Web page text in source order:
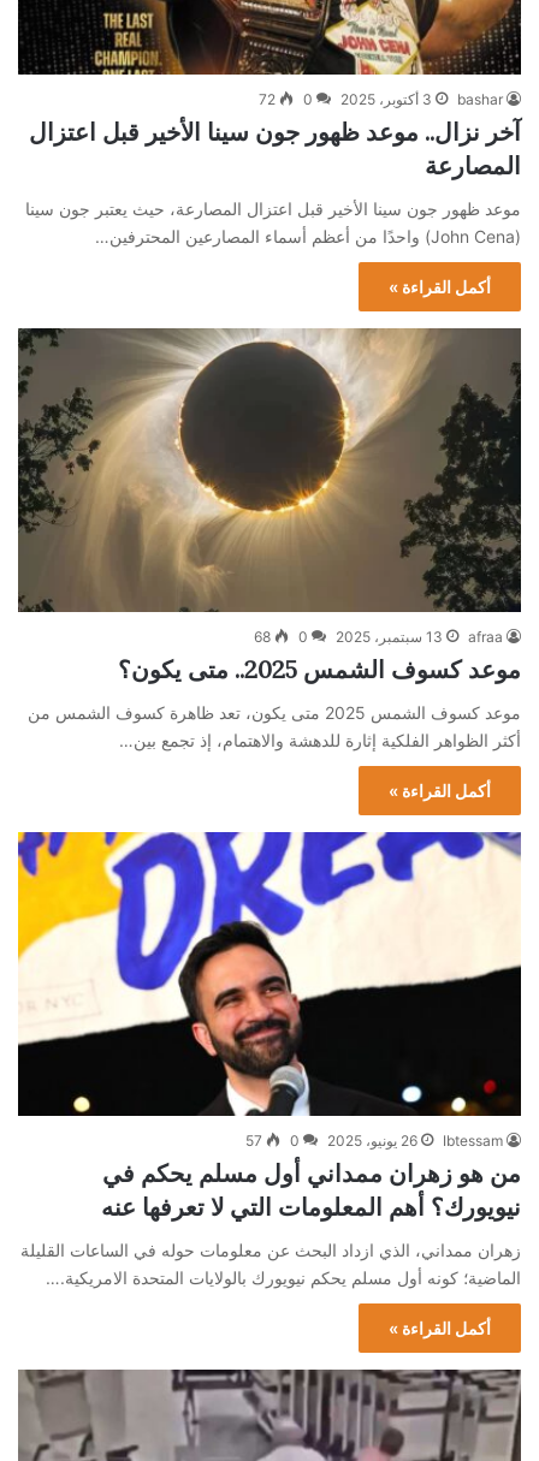
bashar 3 أكتوبر، 2025 0
72
آخر نزال.. موعد ظهور جون سينا الأخير قبل اعتزال
المصارعة
موعد ظهور جون سينا الأخير قبل اعتزال المصارعة، حيث يعتبر جون سينا
(John Cena) واحدًا من أعظم أسماء المصارعين المحترفين…
أكمل القراءة »
afraa 13 سبتمبر، 2025 0
68
موعد كسوف الشمس 2025.. متى يكون؟
موعد كسوف الشمس 2025 متى يكون، تعد ظاهرة كسوف الشمس من
أكثر الظواهر الفلكية إثارة للدهشة والاهتمام، إذ تجمع بين…
أكمل القراءة »
Ibtessam 26 يونيو، 2025 0
57
من هو زهران ممداني أول مسلم يحكم في
نيويورك؟ أهم المعلومات التي لا تعرفها عنه
زهران ممداني، الذي ازداد البحث عن معلومات حوله في الساعات القليلة
الماضية؛ كونه أول مسلم يحكم نيويورك بالولايات المتحدة الامريكية.…
أكمل القراءة »